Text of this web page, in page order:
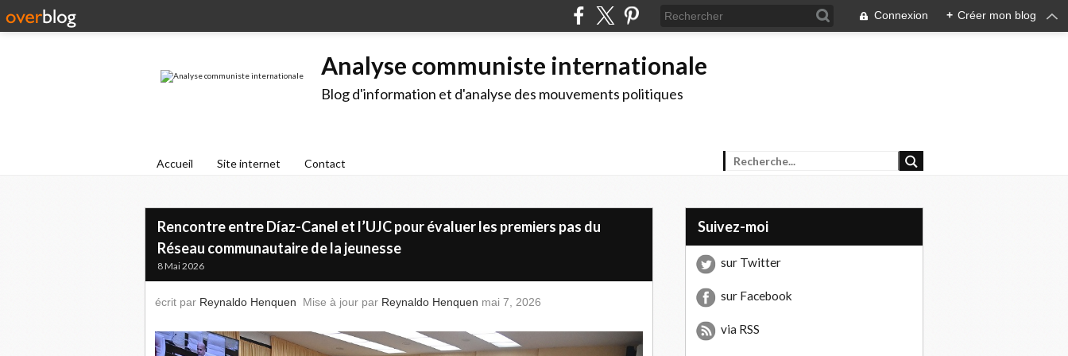
Connexion + Créer mon blog
Analyse communiste internationale
Blog d'information et d'analyse des mouvements politiques
Accueil Site internet Contact
Rencontre entre Díaz-Canel et l’UJC pour évaluer les premiers pas du
Réseau communautaire de la jeunesse
8 Mai 2026
écrit par Reynaldo Henquen Mise à jour par Reynaldo Henquen mai 7, 2026
Suivez-moi
sur Twitter
sur Facebook
via RSS